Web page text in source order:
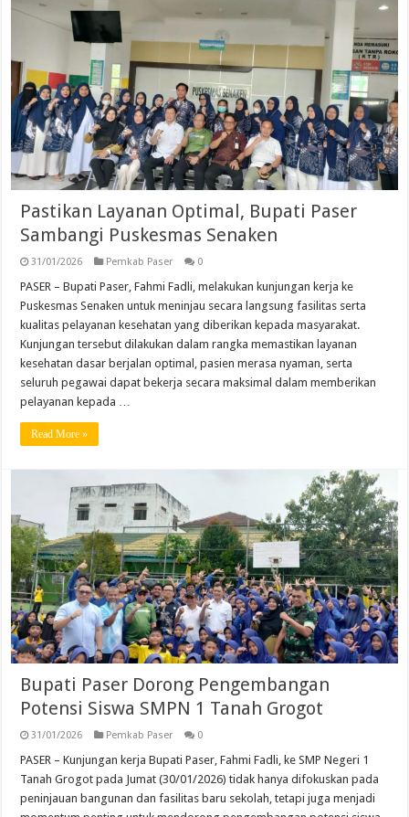
Pastikan Layanan Optimal, Bupati Paser
Sambangi Puskesmas Senaken
31/01/2026 Pemkab Paser 0
PASER – Bupati Paser, Fahmi Fadli, melakukan kunjungan kerja ke
Puskesmas Senaken untuk meninjau secara langsung fasilitas serta
kualitas pelayanan kesehatan yang diberikan kepada masyarakat.
Kunjungan tersebut dilakukan dalam rangka memastikan layanan
kesehatan dasar berjalan optimal, pasien merasa nyaman, serta
seluruh pegawai dapat bekerja secara maksimal dalam memberikan
pelayanan kepada …
Read More »
Bupati Paser Dorong Pengembangan
Potensi Siswa SMPN 1 Tanah Grogot
31/01/2026 Pemkab Paser 0
PASER – Kunjungan kerja Bupati Paser, Fahmi Fadli, ke SMP Negeri 1
Tanah Grogot pada Jumat (30/01/2026) tidak hanya difokuskan pada
peninjauan bangunan dan fasilitas baru sekolah, tetapi juga menjadi